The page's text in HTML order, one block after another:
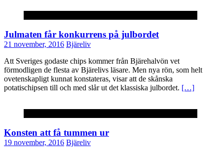
Julmaten får konkurrens på julbordet
21 november, 2016 Bjäreliv
Att Sveriges godaste chips kommer från Bjärehalvön vet
förmodligen de flesta av Bjärelivs läsare. Men nya rön, som helt
ovetenskapligt kunnat konstateras, visar att de skånska
potatischipsen till och med slår ut det klassiska julbordet. […]
Konsten att få tummen ur
19 november, 2016 Bjäreliv